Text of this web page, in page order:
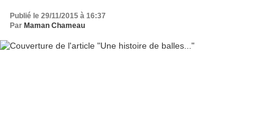
Publié le 29/11/2015 à 16:37
Par Maman Chameau